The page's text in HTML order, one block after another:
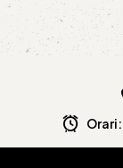
Orari: